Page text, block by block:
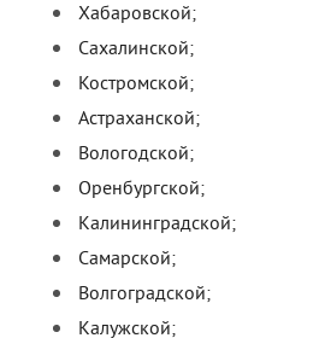
Хабаровской;
Сахалинской;
Костромской;
Астраханской;
Вологодской;
Оренбургской;
Калининградской;
Самарской;
Волгоградской;
Калужской;